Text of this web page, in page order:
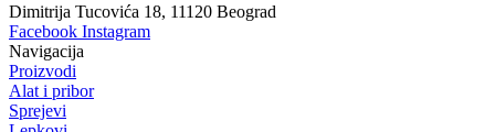
Dimitrija Tucovića 18, 11120 Beograd
Facebook Instagram
Navigacija
Proizvodi
Alat i pribor
Sprejevi